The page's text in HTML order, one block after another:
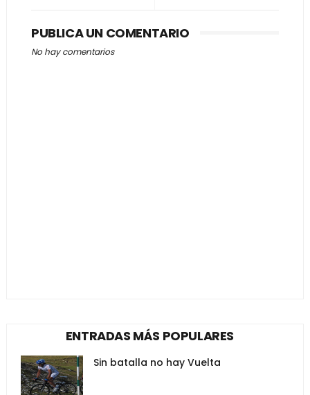
PUBLICA UN COMENTARIO
No hay comentarios
ENTRADAS MÁS POPULARES
Sin batalla no hay Vuelta